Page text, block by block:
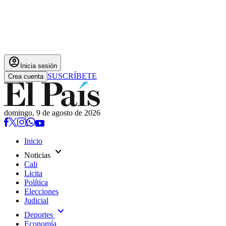
account_circle Inicia sesión
Crea cuenta SUSCRÍBETE
domingo, 9 de agosto de 2026
Inicio
Noticias expand_more
Cali
Licita
Política
Elecciones
Judicial
Deportes expand_more
Economía